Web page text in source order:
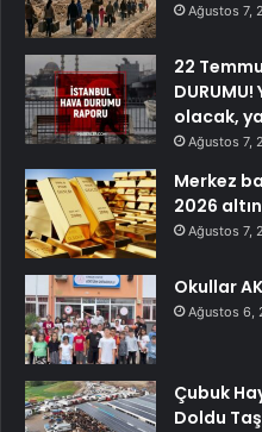
Ağustos 7,
22
olacak,
Ağustos 7,
Merkez
2026
Ağustos 7,
Okullar
Ağustos 6,
Çubuk
Doldu